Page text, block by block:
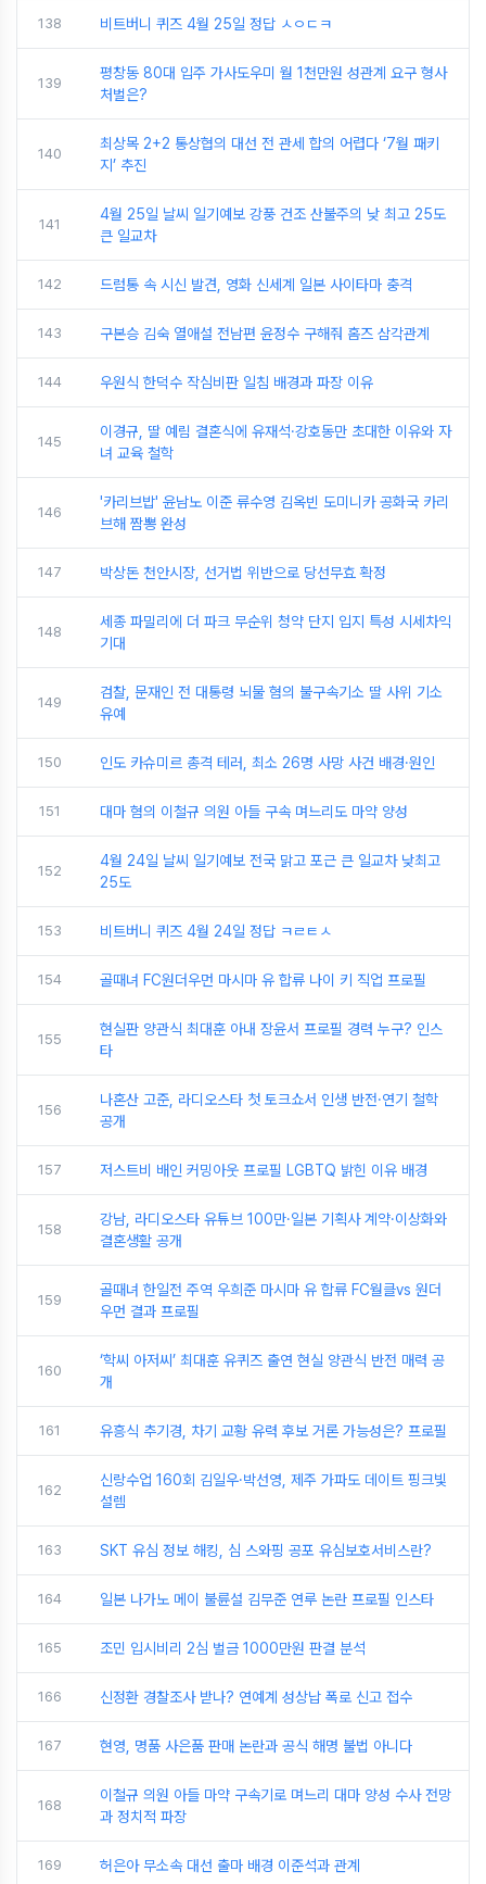
138 비트버니 퀴즈 4월 25일 정답 ㅅㅇㄷㅋ
139
평창동 80대 입주 가사도우미 월 1천만원 성관계 요구 형사
처벌은?
140
최상목 2+2 통상협의 대선 전 관세 합의 어렵다 ‘7월 패키
지’ 추진
141
4월 25일 날씨 일기예보 강풍 건조 산불주의 낮 최고 25도
큰 일교차
142 드럼통 속 시신 발견, 영화 신세계 일본 사이타마 충격
143 구본승 김숙 열애설 전남편 윤정수 구해줘 홈즈 삼각관계
144 우원식 한덕수 작심비판 일침 배경과 파장 이유
145
이경규, 딸 예림 결혼식에 유재석·강호동만 초대한 이유와 자
녀 교육 철학
146
'카리브밥' 윤남노 이준 류수영 김옥빈 도미니카 공화국 카리
브해 짬뽕 완성
147 박상돈 천안시장, 선거법 위반으로 당선무효 확정
148
세종 파밀리에 더 파크 무순위 청약 단지 입지 특성 시세차익
기대
149
검찰, 문재인 전 대통령 뇌물 혐의 불구속기소 딸 사위 기소
유예
150 인도 카슈미르 총격 테러, 최소 26명 사망 사건 배경·원인
151 대마 혐의 이철규 의원 아들 구속 며느리도 마약 양성
152
4월 24일 날씨 일기예보 전국 맑고 포근 큰 일교차 낮최고
25도
153 비트버니 퀴즈 4월 24일 정답 ㅋㄹㅌㅅ
154 골때녀 FC원더우먼 마시마 유 합류 나이 키 직업 프로필
155
현실판 양관식 최대훈 아내 장윤서 프로필 경력 누구? 인스
타
156
나혼산 고준, 라디오스타 첫 토크쇼서 인생 반전·연기 철학
공개
157 저스트비 배인 커밍아웃 프로필 LGBTQ 밝힌 이유 배경
158
강남, 라디오스타 유튜브 100만·일본 기획사 계약·이상화와
결혼생활 공개
159
골때녀 한일전 주역 우희준 마시마 유 합류 FC월클vs 원더
우먼 결과 프로필
160
‘학씨 아저씨’ 최대훈 유퀴즈 출연 현실 양관식 반전 매력 공
개
161 유흥식 추기경, 차기 교황 유력 후보 거론 가능성은? 프로필
162
신랑수업 160회 김일우·박선영, 제주 가파도 데이트 핑크빛
설렘
163 SKT 유심 정보 해킹, 심 스와핑 공포 유심보호서비스란?
164 일본 나가노 메이 불륜설 김무준 연루 논란 프로필 인스타
165 조민 입시비리 2심 벌금 1000만원 판결 분석
166 신정환 경찰조사 받나? 연예계 성상납 폭로 신고 접수
167 현영, 명품 사은품 판매 논란과 공식 해명 불법 아니다
168
이철규 의원 아들 마약 구속기로 며느리 대마 양성 수사 전망
과 정치적 파장
169 허은아 무소속 대선 출마 배경 이준석과 관계